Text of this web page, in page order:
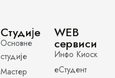
Студије
Основне
студије
Мастер
WEB
сервиси
Инфо Киоск
еСтудент